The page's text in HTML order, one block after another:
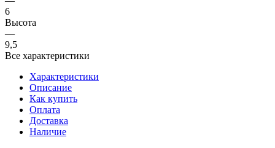
6
Высота
—
9,5
Все характеристики
Характеристики
Описание
Как купить
Оплата
Доставка
Наличие